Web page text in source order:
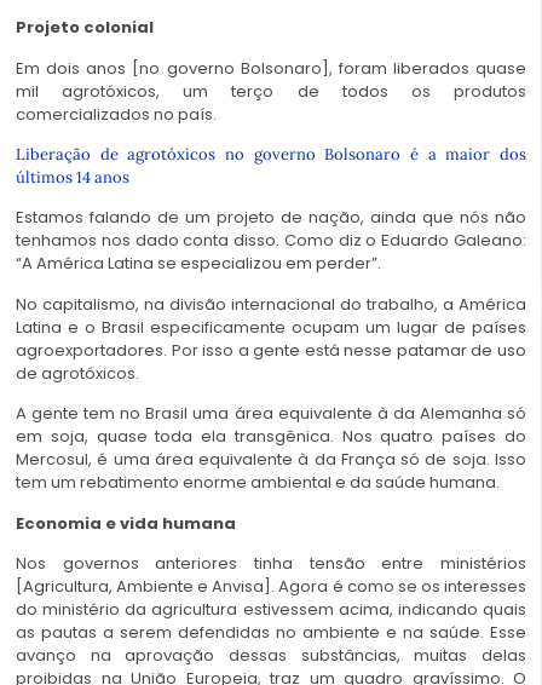
Projeto colonial
Em dois anos [no governo Bolsonaro], foram liberados quase
mil agrotóxicos, um terço de todos os produtos
comercializados no país.
Liberação de agrotóxicos no governo Bolsonaro é a maior dos
últimos 14 anos
Estamos falando de um projeto de nação, ainda que nós não
tenhamos nos dado conta disso. Como diz o Eduardo Galeano:
“A América Latina se especializou em perder”.
No capitalismo, na divisão internacional do trabalho, a América
Latina e o Brasil especificamente ocupam um lugar de países
agroexportadores. Por isso a gente está nesse patamar de uso
de agrotóxicos.
A gente tem no Brasil uma área equivalente à da Alemanha só
em soja, quase toda ela transgênica. Nos quatro países do
Mercosul, é uma área equivalente à da França só de soja. Isso
tem um rebatimento enorme ambiental e da saúde humana.
Economia e vida humana
Nos governos anteriores tinha tensão entre ministérios
[Agricultura, Ambiente e Anvisa]. Agora é como se os interesses
do ministério da agricultura estivessem acima, indicando quais
as pautas a serem defendidas no ambiente e na saúde. Esse
avanço na aprovação dessas substâncias, muitas delas
proibidas na União Europeia, traz um quadro gravíssimo. O